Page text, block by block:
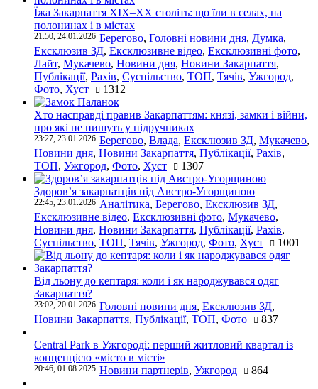
Їжа Закарпаття ХІХ–ХХ століть: що їли в селах, на
полонинах і в містах
21:50, 24.01.2026 Берегово, Головні новини дня, Думка,
Ексклюзив ЗД, Ексклюзивне відео, Ексклюзивні фото,
Лайт, Мукачево, Новини дня, Новини Закарпаття,
Публікації, Рахів, Суспільство, ТОП, Тячів, Ужгород,
Фото, Хуст 1312
Хто насправді правив Закарпаттям: князі, замки і війни,
про які не пишуть у підручниках
23:27, 23.01.2026 Берегово, Влада, Ексклюзив ЗД, Мукачево,
Новини дня, Новини Закарпаття, Публікації, Рахів,
ТОП, Ужгород, Фото, Хуст 1307
Здоров’я закарпатців під Австро-Угорщиною
22:45, 23.01.2026 Аналітика, Берегово, Ексклюзив ЗД,
Ексклюзивне відео, Ексклюзивні фото, Мукачево,
Новини дня, Новини Закарпаття, Публікації, Рахів,
Суспільство, ТОП, Тячів, Ужгород, Фото, Хуст 1001
Від льону до кептаря: коли і як народжувався одяг
Закарпаття?
23:02, 20.01.2026 Головні новини дня, Ексклюзив ЗД,
Новини Закарпаття, Публікації, ТОП, Фото 837
Central Park в Ужгороді: перший житловий квартал із
концепцією «місто в місті»
20:46, 01.08.2025 Новини партнерів, Ужгород 864